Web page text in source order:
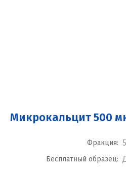
Микрокальцит 500
Фракция:
Бесплатный образец: